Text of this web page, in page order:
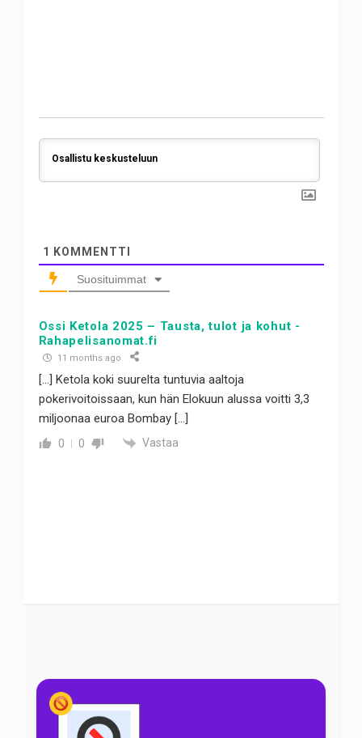
1 KOMMENTTI
Suosituimmat
Ossi Ketola 2025 – Tausta, tulot ja kohut -
Rahapelisanomat.fi
11 months ago
[…] Ketola koki suurelta tuntuvia aaltoja
pokerivoitoissaan, kun hän Elokuun alussa voitti 3,3
miljoonaa euroa Bombay […]
0 0 Vastaa